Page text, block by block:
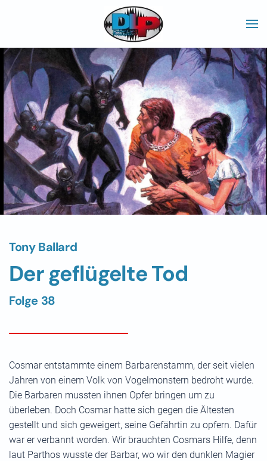
Skip to main content
Tony Ballard
Der geflügelte Tod
Folge 38
Cosmar entstammte einem Barbarenstamm, der seit vielen
Jahren von einem Volk von Vogelmonstern bedroht wurde.
Die Barbaren mussten ihnen Opfer bringen um zu
überleben. Doch Cosmar hatte sich gegen die Ältesten
gestellt und sich geweigert, seine Gefährtin zu opfern. Dafür
war er verbannt worden. Wir brauchten Cosmars Hilfe, denn
laut Parthos wusste der Barbar, wo wir den dunklen Magier